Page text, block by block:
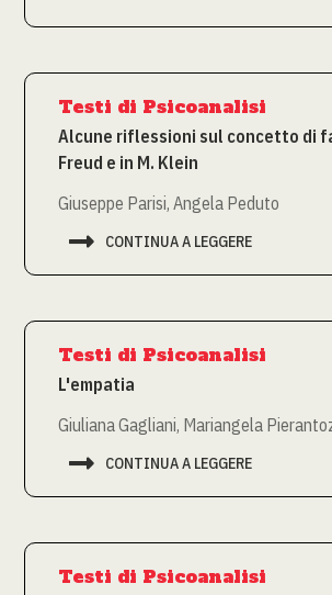
Testi di Psicoanalisi
Alcune riflessioni sul concetto di
Freud e in M. Klein
Giuseppe Parisi, Angela Peduto
 CONTINUA A LEGGERE
Testi di Psicoanalisi
L'empatia
Giuliana Gagliani, Mariangela
 CONTINUA A LEGGERE
Testi di Psicoanalisi